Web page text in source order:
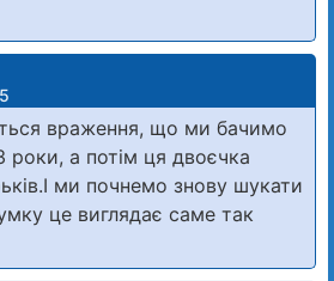
враження, що ми бачимо
роки, а потім ця двоєчка
ми почнемо знову шукати
це виглядає саме так